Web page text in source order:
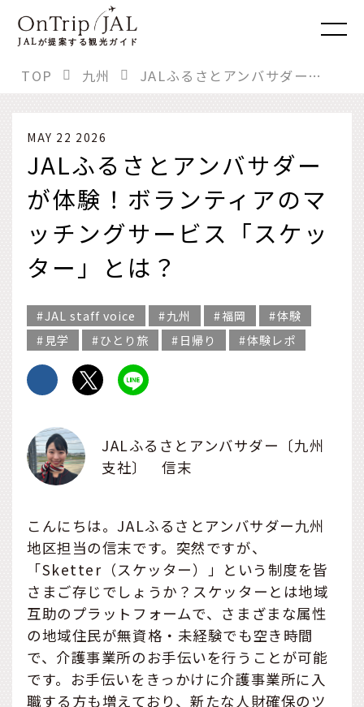
JALが提案する観光ガイド
TOP 九州 JALふるさとアンバサダーが体験！ボランティアのマッチングサービス「スケッター」とは？
MAY 22 2026
JALふるさとアンバサダー
が体験！ボランティアのマ
ッチングサービス「スケッ
ター」とは？
JAL staff voice 九州 福岡
体験
見学
ひとり旅 日帰り 体験レポ
JALふるさとアンバサダー〔九州
支社〕 信末
こんにちは。JALふるさとアンバサダー九州
地区担当の信末です。突然ですが、
「Sketter（スケッター）」という制度を皆
さまご存じでしょうか？スケッターとは地域
互助のプラットフォームで、さまざまな属性
の地域住民が無資格・未経験でも空き時間
で、介護事業所のお手伝いを行うことが可能
です。お手伝いをきっかけに介護事業所に入
職する方も増えており、新たな人財確保のツ